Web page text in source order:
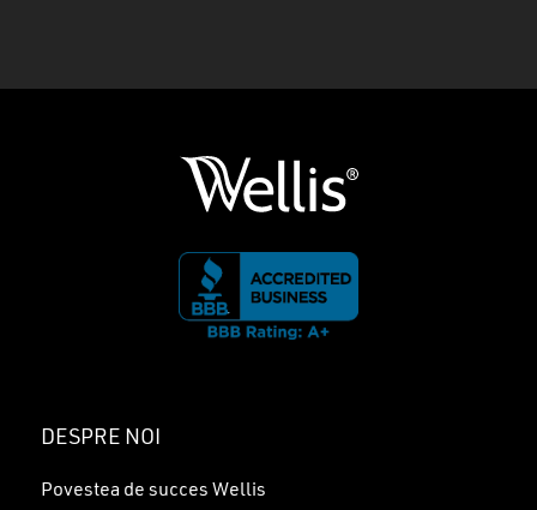
GO TO SHOP
DESPRE NOI
Povestea de succes Wellis